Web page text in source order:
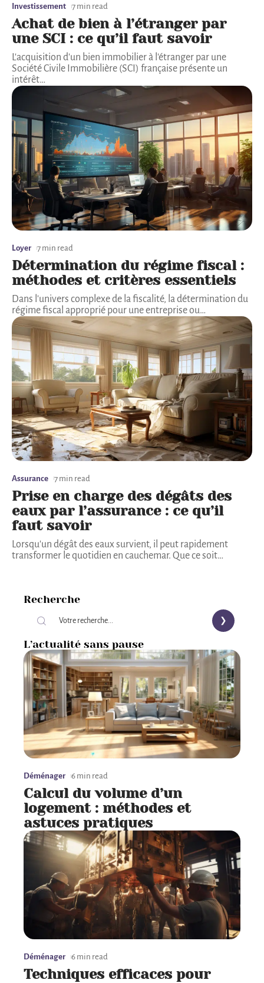
Investissement 7 min read
Achat de bien à l’étranger par
une SCI : ce qu’il faut savoir
L'acquisition d'un bien immobilier à l'étranger par une
Société Civile Immobilière (SCI) française présente un
intérêt…
Loyer 7 min read
Détermination du régime fiscal :
méthodes et critères essentiels
Dans l'univers complexe de la fiscalité, la détermination du
régime fiscal approprié pour une entreprise ou…
Assurance 7 min read
Prise en charge des dégâts des
eaux par l’assurance : ce qu’il
faut savoir
Lorsqu'un dégât des eaux survient, il peut rapidement
transformer le quotidien en cauchemar. Que ce soit…
Recherche
L’actualité sans pause
Déménager 6 min read
Calcul du volume d’un
logement : méthodes et
astuces pratiques
Déménager 6 min read
Techniques efficaces pour